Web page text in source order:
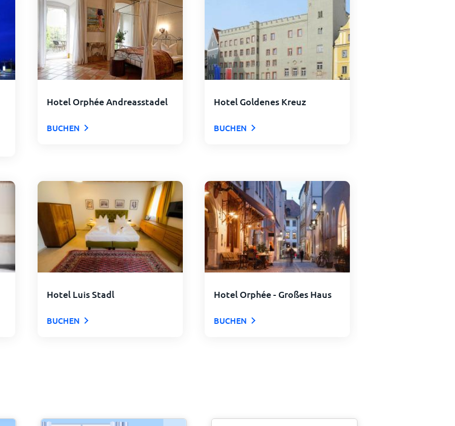
Hotel Orphée Andreasstadel
BUCHEN
Hotel Goldenes Kreuz
BUCHEN
Hotel Luis Stadl
BUCHEN
Hotel Orphée - Großes Haus
BUCHEN